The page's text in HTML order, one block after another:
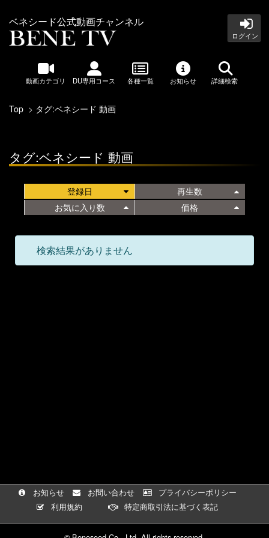
ベネシード公式動画チャンネル
ログイン
動画カテゴリ DU専用コース 各種一覧 お知らせ 詳細検索
Top タグ:ベネシード 動画
タグ:ベネシード 動画
登録日
再生数
お気に入り数
価格
検索結果がありません
お知らせ お問い合わせ
プライバシーポリシー
利用規約
特定商取引法に基づく表記